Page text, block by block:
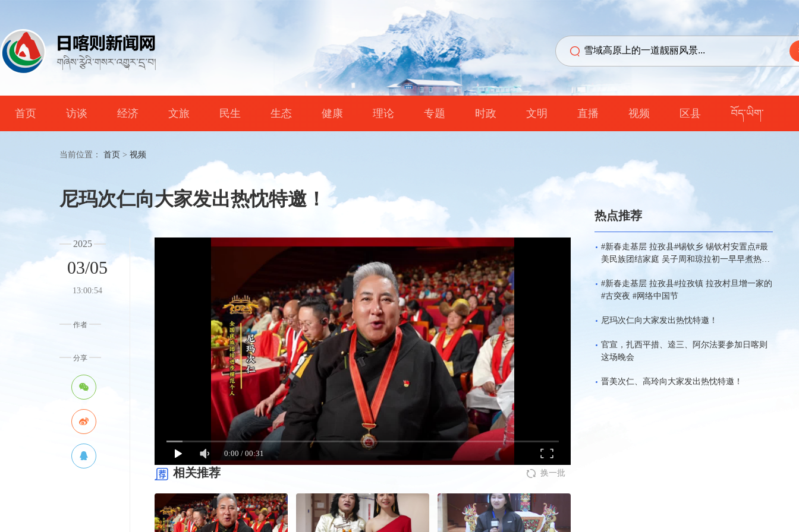
首页 访谈 经济 文旅 民生 生态 健康 理论 专题 时政 文明 直播 视频 区县 བོད་ཡིག་
当前位置： 首页 > 视频
尼玛次仁向大家发出热忱特邀！
2025
03/05
13:00:54
作者
分享
0:00 / 00:31
相关推荐 换一批
热点推荐
#新春走基层 拉孜县#锡钦乡 锡钦村安置点#最
美民族团结家庭 吴子周和琼拉初一早早煮热气
#新春走基层 拉孜县#拉孜镇 拉孜村旦增一家的
#古突夜 #网络中国节
尼玛次仁向大家发出热忱特邀！
官宣，扎西平措、逵三、阿尔法要参加日喀则
这场晚会
晋美次仁、高玲向大家发出热忱特邀！